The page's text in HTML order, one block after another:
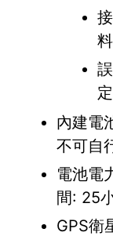
料
定
內建電
不可自
電池電
間: 25
GPS衛